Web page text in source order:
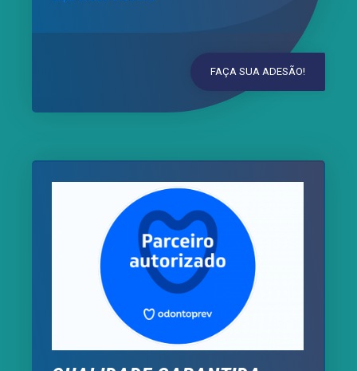
FAÇA SUA ADESÃO!